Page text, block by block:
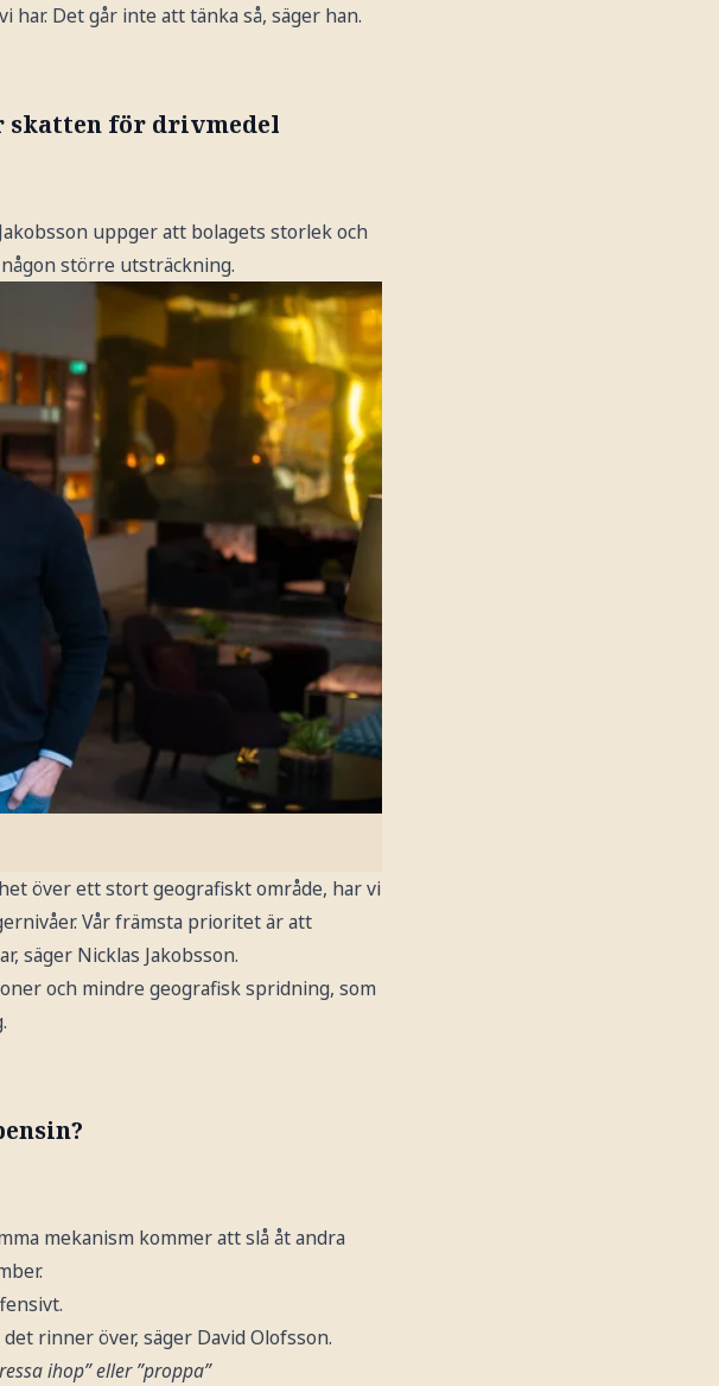
har. Det går inte att tänka så, säger han.
skatten för drivmedel
uppger att bolagets storlek och
större utsträckning.
över ett stort geografiskt område, har vi
Vår främsta prioritet är att
säger Nicklas Jakobsson.
och mindre geografisk spridning, som
mekanism kommer att slå åt andra
rinner över, säger David Olofsson.
ihop” eller ”proppa”